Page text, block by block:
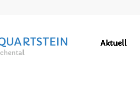
Aktuell